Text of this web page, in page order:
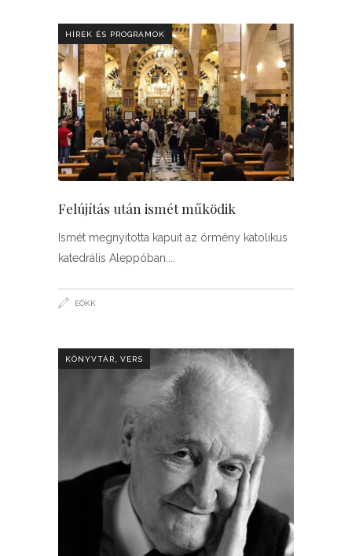
HÍREK ÉS PROGRAMOK
Felújítás után ismét működik
Ismét megnyitotta kapuit az örmény katolikus
katedrális Aleppóban.
EÖKK
KÖNYVTÁR VERS